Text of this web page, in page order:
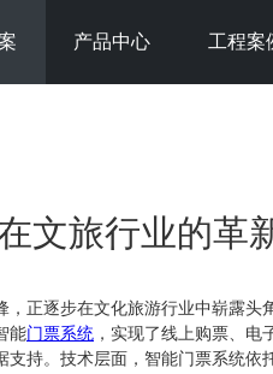
产品中心 工程案
文旅行业的革
，正逐步在文化旅游行业中崭露
能门票系统 ，实现了线上购票、
持。技术层面，智能门票系统